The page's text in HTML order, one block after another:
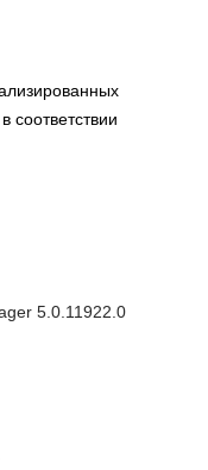
соответствии
5.0.11922.0